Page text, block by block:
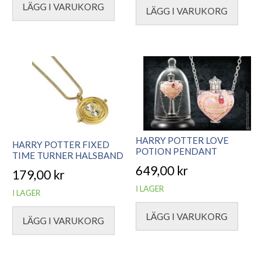
LÄGG I VARUKORG LÄGG I VARUKORG
HARRY POTTER FIXED
TIME TURNER HALSBAND
179,00 kr
I LAGER
LÄGG I VARUKORG
HARRY POTTER LOVE
POTION PENDANT
649,00 kr
I LAGER
LÄGG I VARUKORG